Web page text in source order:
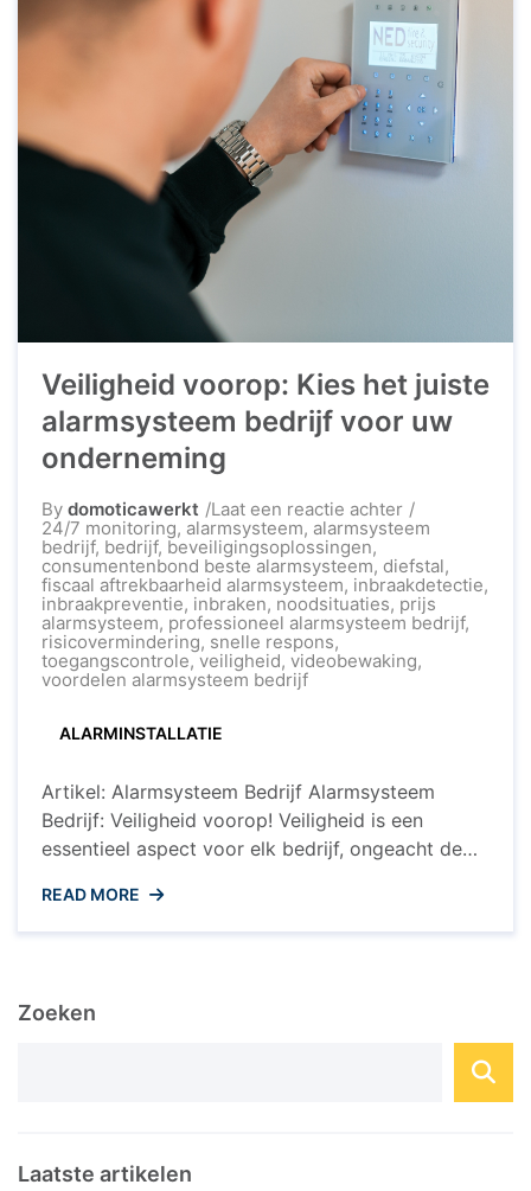
Veiligheid voorop: Kies het juiste
alarmsysteem bedrijf voor uw
onderneming
By domoticawerkt Laat een reactie achterop
Veiligheid
Kies
het
juiste
alarmsysteem
bedrijf
voor
uw
24/7 monitoring, alarmsysteem, alarmsysteem
bedrijf, bedrijf, beveiligingsoplossingen,
consumentenbond beste alarmsysteem, diefstal,
fiscaal aftrekbaarheid alarmsysteem, inbraakdetectie,
inbraakpreventie, inbraken, noodsituaties, prijs
alarmsysteem, professioneel alarmsysteem bedrijf,
risicovermindering, snelle respons,
toegangscontrole,veiligheid, videobewaking,
voordelen alarmsysteem bedrijf
ALARMINSTALLATIE
Artikel: Alarmsysteem Bedrijf Alarmsysteem
Bedrijf: Veiligheid voorop! Veiligheid is een
essentieel aspect voor elk bedrijf, ongeacht de
betrouwbaar alarmsysteem is daarom van
cruciaal belang om uw bedrijf en medewerkers te
helpen bij het voorkomen van incidenten, ...
READ MORE
Zoeken
Laatste artikelen